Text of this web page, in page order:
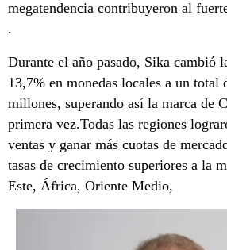
megatendencia contribuyeron al
.
Durante el año pasado, Sika cambió
13,7% en monedas locales a un total
millones, superando así la marca de
primera vez.Todas las regiones
ventas y ganar más cuotas de
tasas de crecimiento superiores a la
Este, África, Oriente Medio,